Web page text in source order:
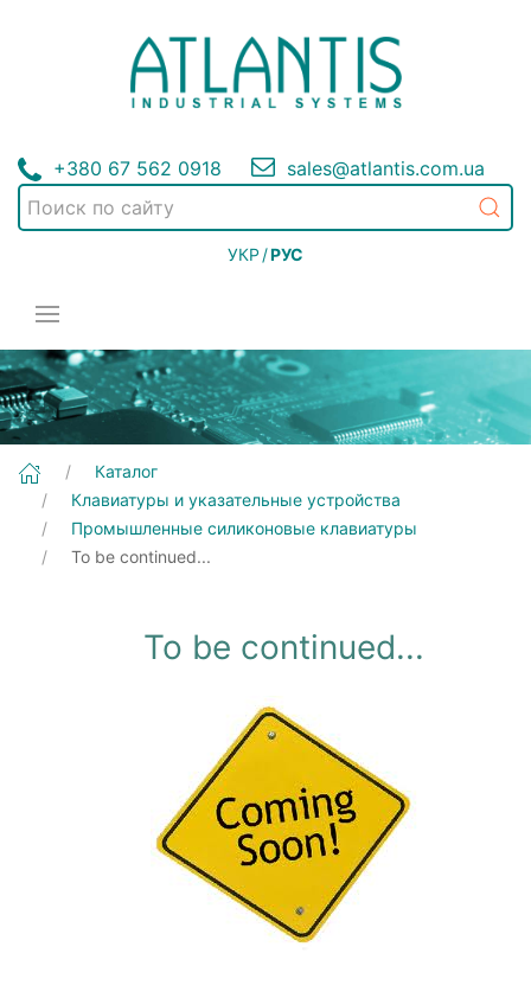
+380 67 562 0918 sales@atlantis.com.ua
УКР /РУС
Каталог
Клавиатуры и указательные устройства
Промышленные силиконовые клавиатуры
To be continued...
To be continued...